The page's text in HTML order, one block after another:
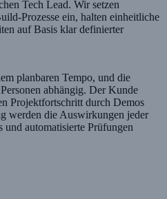
Tech Lead. Wir setzen
Prozesse ein, halten einheitliche
auf Basis klar definierter
planbaren Tempo, und die
abhängig. Der Kunde
Projektfortschritt durch Demos
werden die Auswirkungen jeder
automatisierte Prüfungen